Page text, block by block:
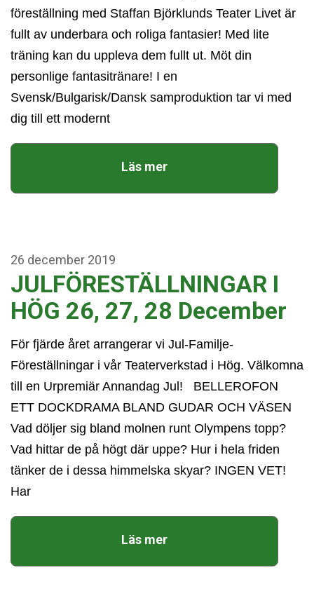
föreställning med Staffan Björklunds Teater Livet är
fullt av underbara och roliga fantasier! Med lite
träning kan du uppleva dem fullt ut. Möt din
personlige fantasitränare! I en
Svensk/Bulgarisk/Dansk samproduktion tar vi med
dig till ett modernt
Läs mer
26 december 2019
JULFÖRESTÄLLNINGAR I
HÖG 26, 27, 28 December
För fjärde året arrangerar vi Jul-Familje-
Föreställningar i vår Teaterverkstad i Hög. Välkomna
till en Urpremiär Annandag Jul! BELLEROFON
ETT DOCKDRAMA BLAND GUDAR OCH VÄSEN
Vad döljer sig bland molnen runt Olympens topp?
Vad hittar de på högt där uppe? Hur i hela friden
tänker de i dessa himmelska skyar? INGEN VET!
Har
Läs mer